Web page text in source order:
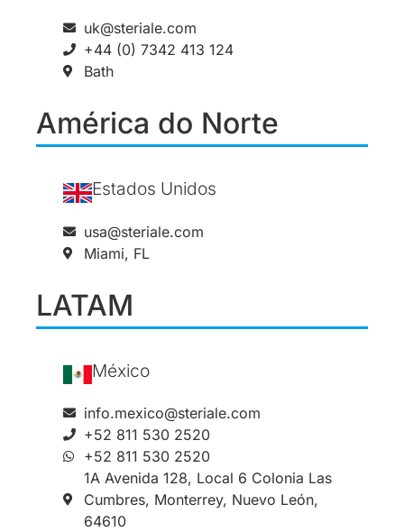
uk@steriale.com
+44 (0) 7342 413 124
Bath
América do Norte
Estados Unidos
usa@steriale.com
Miami, FL
LATAM
México
info.mexico@steriale.com
+52 811 530 2520
+52 811 530 2520
1A Avenida 128, Local 6 Colonia Las
Cumbres, Monterrey, Nuevo León,
64610